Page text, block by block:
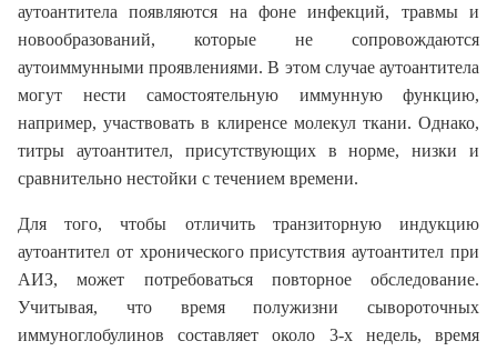
аутоантитела появляются на фоне инфекций, травмы и
новообразований, которые не сопровождаются
аутоиммунными проявлениями. В этом случае аутоантитела
могут нести самостоятельную иммунную функцию,
например, участвовать в клиренсе молекул ткани. Однако,
титры аутоантител, присутствующих в норме, низки и
сравнительно нестойки с течением времени.
Для того, чтобы отличить транзиторную индукцию
аутоантител от хронического присутствия аутоантител при
АИЗ, может потребоваться повторное обследование.
Учитывая, что время полужизни сывороточных
иммуноглобулинов составляет около 3-х недель, время